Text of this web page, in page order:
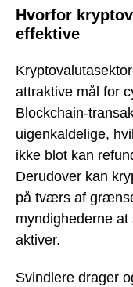
Hvorfor
effektive
attraktive mål for
Blockchain-
uigenkaldelige,
ikke blot kan
Derudover kan
på tværs af
myndighederne
aktiver.
Svindlere drager